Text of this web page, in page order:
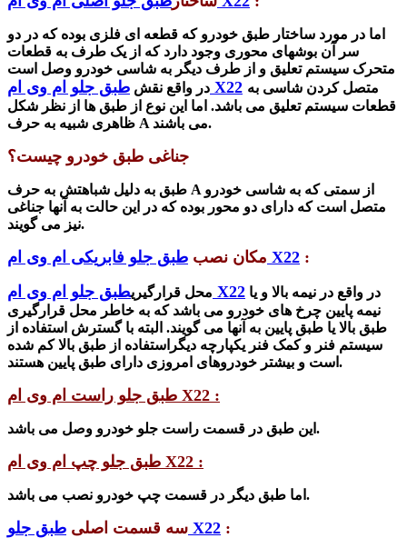
اما در مورد ساختار طبق خودرو که قطعه ای فلزی بوده که در دو
سر آن بوشهای محوری وجود دارد که از یک طرف به قطعات
متحرک سیستم تعلیق و از طرف دیگر به شاسی خودرو وصل است
در واقع نقش طبق جلو ام وی ام X22 متصل کردن شاسی به
قطعات سیستم تعلیق می باشد. اما این نوع از طبق ها از نظر شکل
ظاهری ش بیه به حرف A می باشند.
جناغی طبق خودرو چیست؟
طبق به دلیل شباهت A از سمتی که به شاسی خودرو
متصل است که دارای دو محور بوده که در این حالت به آنها جناغی
نیز می گویند.
مکان نصب طبق جلو فابریکی ام وی ام X22 :
محل قرارگیری طبق جلو ام وی ام X22
نیمه پایین چرخ های خودرو می باشد که به خاطر محل قرارگیری
طبق بالا یا طبق پایین به آنها می گویند. البته با گسترش استفاده از
سیستم فنر و کمک فنر یکپارچه دیگراستفاده از طبق بالا کم شده
است و بیشتر خودروهای امروزی دارای طبق پایین هستند.
طبق جلو راست ام وی ام X22 :
این طبق در قسمت راست جلو خودرو وصل می با شد.
طبق جلو چپ ام وی ام X22 :
اما طبق دیگر در قسمت چپ خودرو نصب می با شد.
سه قسمت اصلی طبق جلو X22 :